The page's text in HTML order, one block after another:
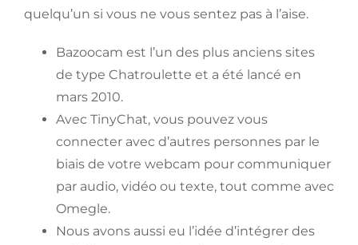
quelqu’un si vous ne vous sentez pas à l’aise.
Bazoocam est l’un des plus anciens sites
de type Chatroulette et a été lancé en
mars 2010.
Avec TinyChat, vous pouvez vous
connecter avec d’autres personnes par le
biais de votre webcam pour communiquer
par audio, vidéo ou texte, tout comme avec
Omegle.
Nous avons aussi eu l’idée d’intégrer des